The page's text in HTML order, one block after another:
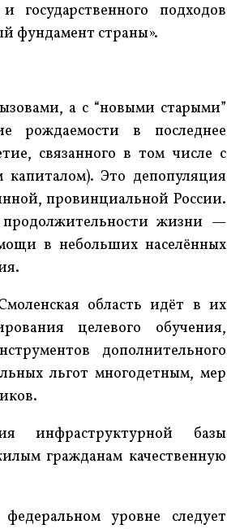
государственного подходов
фундамент страны».
а с “новыми старыми”
рождаемости в последнее
связанного в том числе с
капиталом). Это депопуляция
провинциальной России.
жизни —
в небольших населённых
область идёт в их
целевого обучения,
дополнительного
льгот многодетным, мер
инфраструктурной базы
гражданам качественную
уровне следует